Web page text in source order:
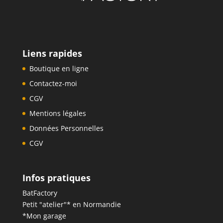
Liens rapides
Boutique en ligne
Contactez-moi
CGV
Mentions légales
Données Personnelles
CGV
Infos pratiques
BatFactory
Petit "atelier"* en Normandie
*Mon garage